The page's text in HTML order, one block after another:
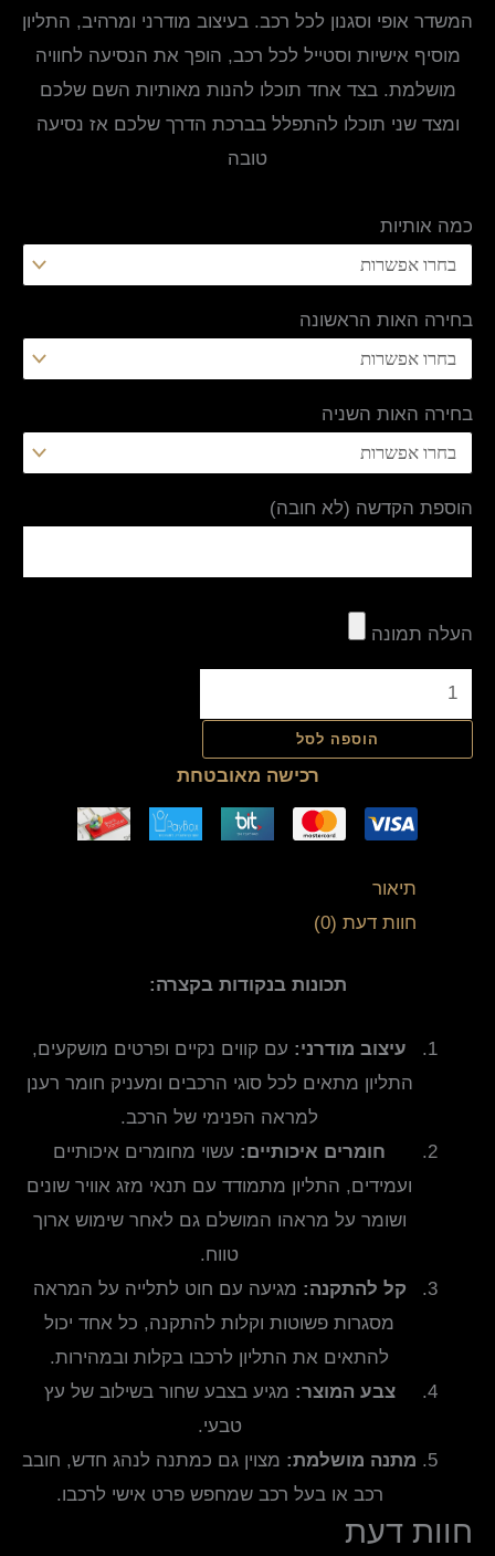
המשדר אופי וסגנון לכל רכב. בעיצוב מודרני ומרהיב, התליון
מוסיף אישיות וסטייל לכל רכב, הופך את הנסיעה לחוויה
מושלמת. בצד אחד תוכלו להנות מאותיות השם שלכם
ומצד שני תוכלו להתפלל בברכת הדרך שלכם אז נסיעה
טובה
כמה אותיות
בחירה האות הראשונה
בחירה האות השניה
הוספת הקדשה (לא חובה)
העלה תמונה
הוספה לסל
רכישה מאובטחת
תיאור
חוות דעת (0)
תכונות בנקודות בקצרה:
עיצוב מודרני: עם קווים נקיים ופרטים מושקעים,
התליון מתאים לכל סוגי הרכבים ומעניק חומר רענן
למראה הפנימי של הרכב.
חומרים איכותיים: עשוי מחומרים איכותיים
ועמידים, התליון מתמודד עם תנאי מזג אוויר שונים
ושומר על מראהו המושלם גם לאחר שימוש ארוך
טווח.
קל להתקנה: מגיעה עם חוט לתלייה על המראה
מסגרות פשוטות וקלות להתקנה, כל אחד יכול
להתאים את התליון לרכבו בקלות ובמהירות.
צבע המוצר: מגיע בצבע שחור בשילוב של עץ
טבעי.
מתנה מושלמת: מצוין גם כמתנה לנהג חדש, חובב
רכב או בעל רכב שמחפש פרט אישי לרכבו.
חוות דעת